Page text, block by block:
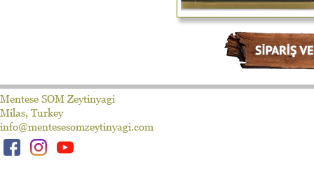
Mentese SOM Zeytinyagi
Milas, Turkey
info@mentesesomzeytinyagi.com